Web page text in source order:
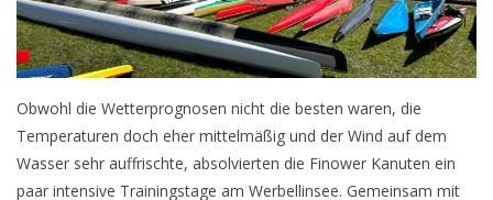
Obwohl die Wetterprognosen nicht die besten waren, die
Temperaturen doch eher mittelmäßig und der Wind auf dem
Wasser sehr auffrischte, absolvierten die Finower Kanuten ein
paar intensive Trainingstage am Werbellinsee. Gemeinsam mit